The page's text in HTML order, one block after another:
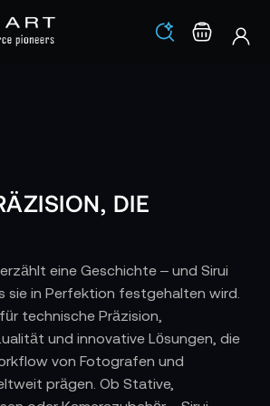
Los
DIE
eine Geschichte – und Sirui
sie in Perfektion festgehalten wird.
technische Präzision,
und innovative Lösungen, die
von Fotografen und
prägen. Ob Stative,